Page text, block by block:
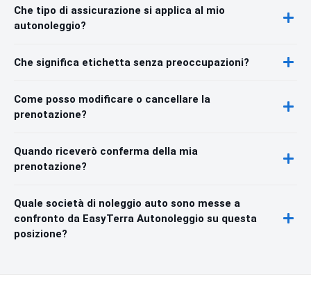
Che tipo di assicurazione si applica al mio
autonoleggio?
Che significa etichetta senza preoccupazioni?
Come posso modificare o cancellare la
prenotazione?
Quando riceverò conferma della mia
prenotazione?
Quale società di noleggio auto sono messe a
confronto da EasyTerra Autonoleggio su questa
posizione?